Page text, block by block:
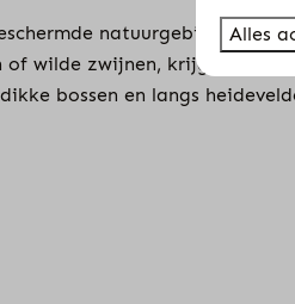
natuurgebied heeft
of wilde zwijnen, krijgen hier
bossen en langs
Alles